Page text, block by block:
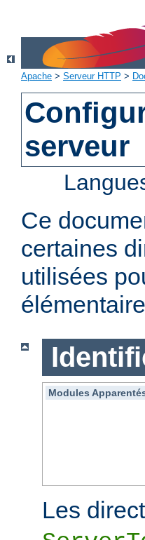
Apache > Serveur HTTP >
serveur
Ce
certaines
utilisées
Modules
Les